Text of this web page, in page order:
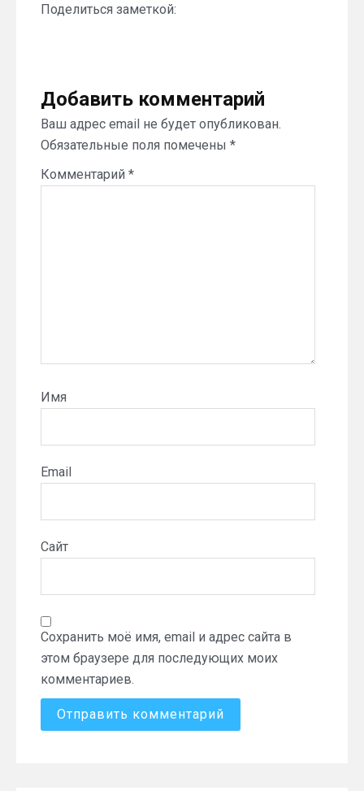
Поделиться заметкой:
Добавить комментарий
Ваш адрес email не будет опубликован.
Обязательные поля помечены *
Комментарий *
Имя
Email
Сайт
Сохранить моё имя, email и адрес сайта в
этом браузере для последующих моих
комментариев.